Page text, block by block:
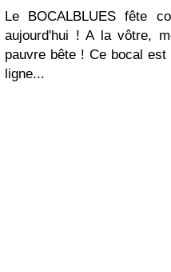
Le BOCALBLUES fête
aujourd'hui ! A la vôtre,
pauvre bête ! Ce bocal
ligne...